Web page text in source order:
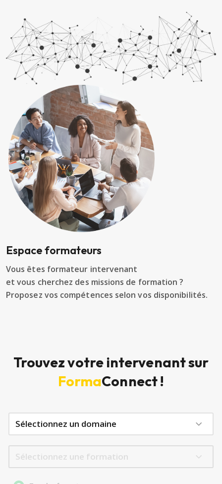
Espace formateurs
Vous êtes formateur intervenant
et vous cherchez des missions de formation ?
Proposez vos compétences selon vos disponibilités.
Trouvez votre intervenant sur
FormaConnect !